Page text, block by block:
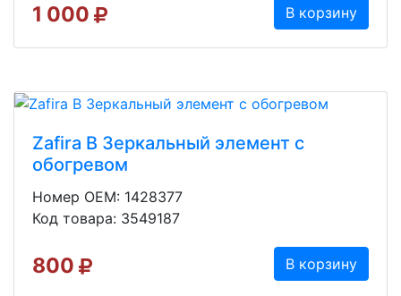
1 000 В корзину
Zafira B Зеркальный элемент с
обогревом
Номер OEM: 1428377
Код товара: 3549187
800 В корзину